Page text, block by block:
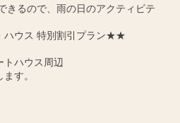
きるので、雨の日のアクティビテ
ウス 特別割引プラン★★
ハウス周辺
す。